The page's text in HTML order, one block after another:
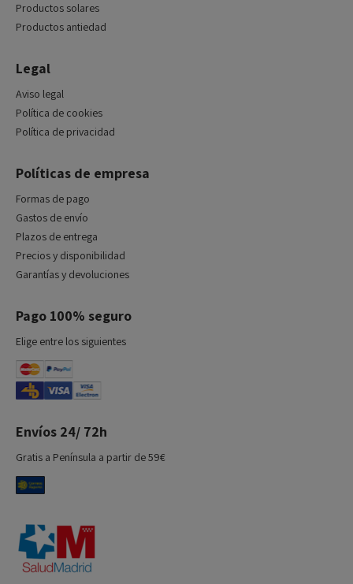
Productos solares
Productos antiedad
Legal
Aviso legal
Política de cookies
Política de privacidad
Políticas de empresa
Formas de pago
Gastos de envío
Plazos de entrega
Precios y disponibilidad
Garantías y devoluciones
Pago 100% seguro
Elige entre los siguientes
Envíos 24/ 72h
Gratis a Península a partir de 59€